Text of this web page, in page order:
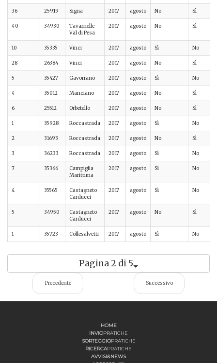
36 25919 Signa 2017 agosto No Sì
40 34930
Tavarnelle
Val di Pesa
2017 agosto No Sì
10 35335 Vinci 2017 agosto Sì No
28 26384 Vinci 2017 agosto No Sì
5 35427 Gavorrano 2017 agosto Sì No
4 35012 Manciano 2017 agosto No Sì
6 25512 Orbetello 2017 agosto No Sì
1 35928 Roccastrada 2017 agosto Sì No
2 31693 Roccastrada 2017 agosto No Sì
3 36233 Roccastrada 2017 agosto Sì No
7 35366
Campiglia
Marittima
2017 agosto Sì No
4 35565
Castagneto
Carducci
2017 agosto Sì No
5 34950
Castagneto
Carducci
2017 agosto No Sì
1 35723 Collesalvetti 2017 agosto Sì No
Pagina 2 di 5
Precedente Successivo
HOME
INVIOPRATICHE
SORTEGGIOPRATICHE
RICERCAPRATICHE
AVVISI&NEWS